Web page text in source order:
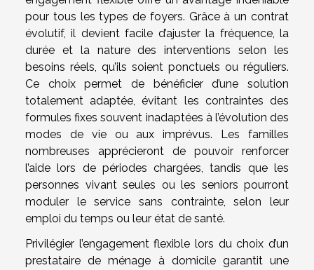
pour tous les types de foyers. Grâce à un contrat
évolutif, il devient facile d’ajuster la fréquence, la
durée et la nature des interventions selon les
besoins réels, qu’ils soient ponctuels ou réguliers.
Ce choix permet de bénéficier d’une solution
totalement adaptée, évitant les contraintes des
formules fixes souvent inadaptées à l’évolution des
modes de vie ou aux imprévus. Les familles
nombreuses apprécieront de pouvoir renforcer
l’aide lors de périodes chargées, tandis que les
personnes vivant seules ou les seniors pourront
moduler le service sans contrainte, selon leur
emploi du temps ou leur état de santé.
Privilégier l’engagement flexible lors du choix d’un
prestataire de ménage à domicile garantit une